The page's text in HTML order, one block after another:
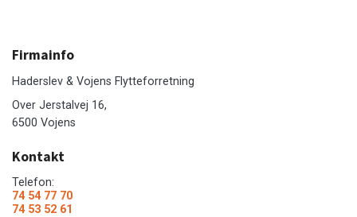
Firmainfo
Haderslev & Vojens Flytteforretning
Over Jerstalvej 16,
6500 Vojens
Kontakt
Telefon:
74 54 77 70
74 53 52 61